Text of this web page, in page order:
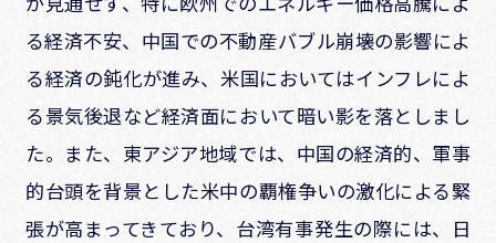
る経済不安、中国での不動産バブル崩壊の影響によ
る経済の鈍化が進み、米国においてはインフレによ
る景気後退など経済面において暗い影を落としまし
た。また、東アジア地域では、中国の経済的、軍事
的台頭を背景とした米中の覇権争いの激化による緊
張が高まってきており、台湾有事発生の際には、日